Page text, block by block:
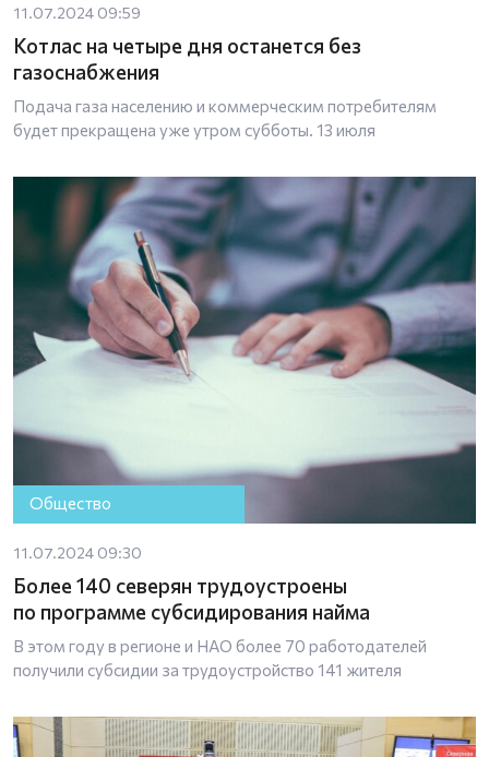
11.07.2024 09:59
Котлас на четыре дня останется без
газоснабжения
Подача газа населению и коммерческим потребителям
будет прекращена уже утром субботы. 13 июля
Общество
11.07.2024 09:30
Более 140 северян трудоустроены
по программе субсидирования найма
В этом году в регионе и НАО более 70 работодателей
получили субсидии за трудоустройство 141 жителя